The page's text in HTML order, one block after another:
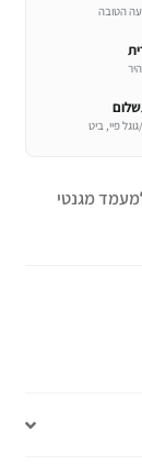
הטובה
פיי, ביט
מגנטי